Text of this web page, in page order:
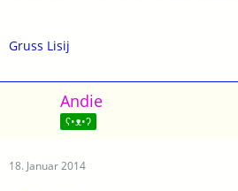
Gruss Lisij
Andie
ʕ•ᴥ•ʔ
18. Januar 2014